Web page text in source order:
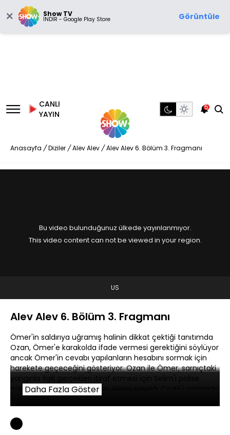
Show TV
İNDİR - Google Play Store Görüntüle
CANLI
YAYIN
5
Anasayfa / Diziler / Alev Alev / Alev Alev 6. Bölüm 3. Fragmanı
Bu video bulunduğunuz ülkede yayınlanmıyor.
This video content can not be viewed in your region.
US
Alev Alev 6. Bölüm 3. Fragmanı
Ömer'in saldırıya uğramış halinin dikkat çektiği tanıtımda
Ozan, Ömer'e karakolda ifade vermesi gerektiğini söylüyor
ancak Ömer'in cevabı yapılanların hesabını sormak için
harekete geçeceğini gösteriyor. Ozan ile Ömer, sarnıçtaki
yangınla ilgili gerçekleri itiraf etmesi için Selim'i polise
götürmeye çalışırken, Ali'nin Şimal sandığı Çiçek'i odasında
Daha Fazla Göster